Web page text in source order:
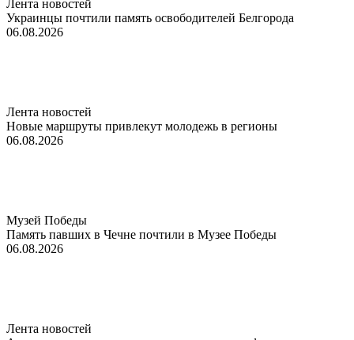
Лента новостей
Украинцы почтили память освободителей Белгорода
06.08.2026
Лента новостей
Новые маршруты привлекут молодежь в регионы
06.08.2026
Музей Победы
Память павших в Чечне почтили в Музее Победы
06.08.2026
Лента новостей